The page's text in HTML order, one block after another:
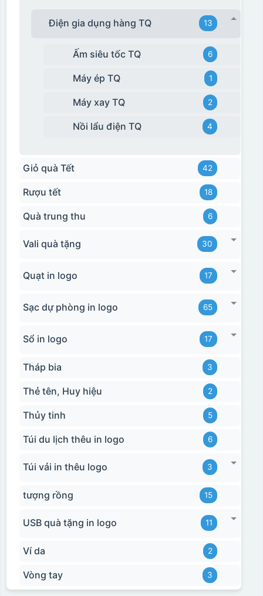
Điện gia dụng hàng TQ 13
Ấm siêu tốc TQ 6
Máy ép TQ 1
Máy xay TQ 2
Nồi lẩu điện TQ 4
Giỏ quà Tết 42
Rượu tết 18
Quà trung thu 6
Vali quà tặng 30
Quạt in logo 17
Sạc dự phòng in logo 65
Sổ in logo 17
Tháp bia 3
Thẻ tên, Huy hiệu 2
Thủy tinh 5
Túi du lịch thêu in logo 6
Túi vải in thêu logo 3
tượng rồng 15
USB quà tặng in logo 11
Ví da 2
Vòng tay 3